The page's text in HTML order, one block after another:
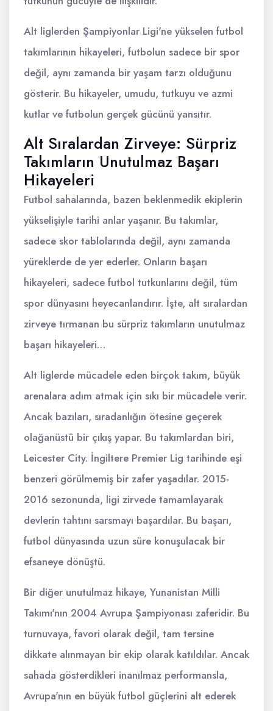
Alt liglerden Şampiyonlar Ligi'ne yükselen futbol
takımlarının hikayeleri, futbolun sadece bir spor
değil, aynı zamanda bir yaşam tarzı olduğunu
gösterir. Bu hikayeler, umudu, tutkuyu ve azmi
kutlar ve futbolun gerçek gücünü yansıtır.
Alt Sıralardan Zirveye: Sürpriz
Takımların Unutulmaz Başarı
Hikayeleri
Futbol sahalarında, bazen beklenmedik ekiplerin
yükselişiyle tarihi anlar yaşanır. Bu takımlar,
sadece skor tablolarında değil, aynı zamanda
yüreklerde de yer ederler. Onların başarı
hikayeleri, sadece futbol tutkunlarını değil, tüm
spor dünyasını heyecanlandırır. İşte, alt sıralardan
zirveye tırmanan bu sürpriz takımların unutulmaz
başarı hikayeleri…
Alt liglerde mücadele eden birçok takım, büyük
arenalara adım atmak için sıkı bir mücadele verir.
Ancak bazıları, sıradanlığın ötesine geçerek
olağanüstü bir çıkış yapar. Bu takımlardan biri,
Leicester City. İngiltere Premier Lig tarihinde eşi
benzeri görülmemiş bir zafer yaşadılar. 2015-
2016 sezonunda, ligi zirvede tamamlayarak
devlerin tahtını sarsmayı başardılar. Bu başarı,
futbol dünyasında uzun süre konuşulacak bir
efsaneye dönüştü.
Bir diğer unutulmaz hikaye, Yunanistan Milli
Takımı'nın 2004 Avrupa Şampiyonası zaferidir. Bu
turnuvaya, favori olarak değil, tam tersine
dikkate alınmayan bir ekip olarak katıldılar. Ancak
sahada gösterdikleri inanılmaz performansla,
Avrupa'nın en büyük futbol güçlerini alt ederek